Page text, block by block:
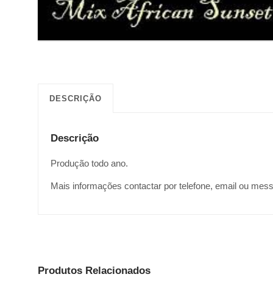
DESCRIÇÃO
Descrição
Produção todo ano.
Mais informações contactar por telefone, email ou
Produtos Relacionados